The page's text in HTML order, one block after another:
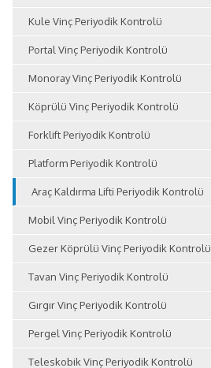
Kule Vinç Periyodik Kontrolü
Portal Vinç Periyodik Kontrolü
Monoray Vinç Periyodik Kontrolü
Köprülü Vinç Periyodik Kontrolü
Forklift Periyodik Kontrolü
Platform Periyodik Kontrolü
Araç Kaldırma Lifti Periyodik Kontrolü
Mobil Vinç Periyodik Kontrolü
Gezer Köprülü Vinç Periyodik Kontrolü
Tavan Vinç Periyodik Kontrolü
Gırgır Vinç Periyodik Kontrolü
Pergel Vinç Periyodik Kontrolü
Teleskobik Vinç Periyodik Kontrolü